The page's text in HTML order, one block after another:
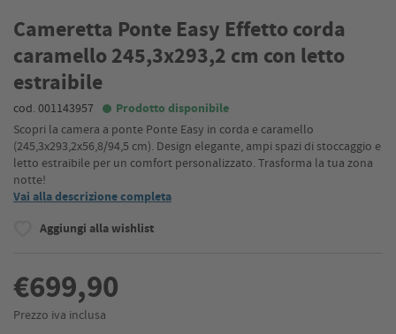
Cameretta Ponte Easy Effetto corda
caramello 245,3x293,2 cm con letto
estraibile
cod. 001143957 Prodotto disponibile
Scopri la camera a ponte Ponte Easy in corda e caramello
(245,3x293,2x56,8/94,5 cm). Design elegante, ampi spazi di stoccaggio e
letto estraibile per un comfort personalizzato. Trasforma la tua zona
notte!
Vai alla descrizione completa
Aggiungi alla wishlist
€699,90
Prezzo iva inclusa